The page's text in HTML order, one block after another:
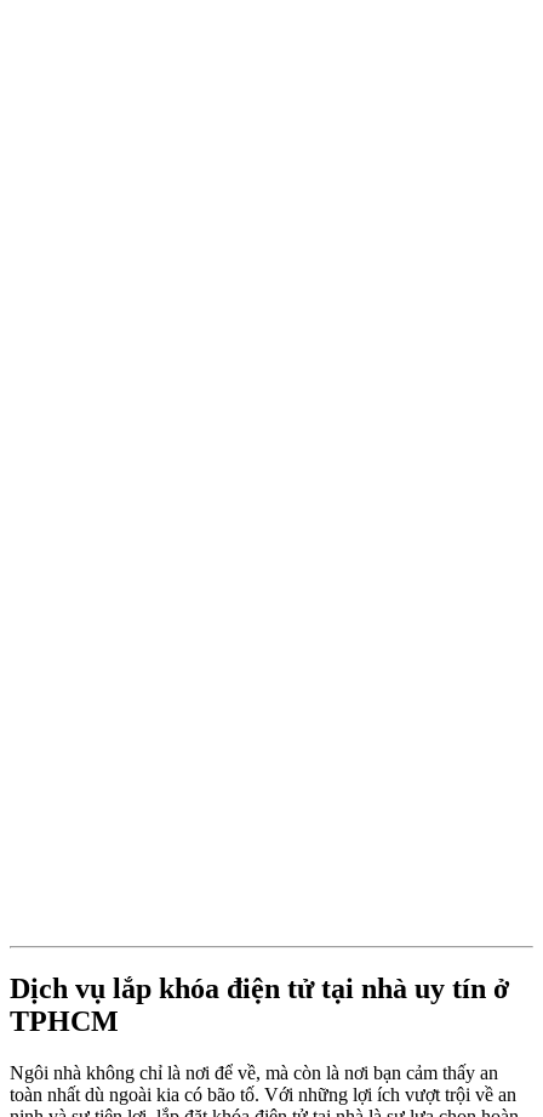
Dịch vụ lắp khóa điện tử tại nhà uy tín ở
TPHCM
Ngôi nhà không chỉ là nơi để về, mà còn là nơi bạn cảm thấy an
toàn nhất dù ngoài kia có bão tố. Với những lợi ích vượt trội về an